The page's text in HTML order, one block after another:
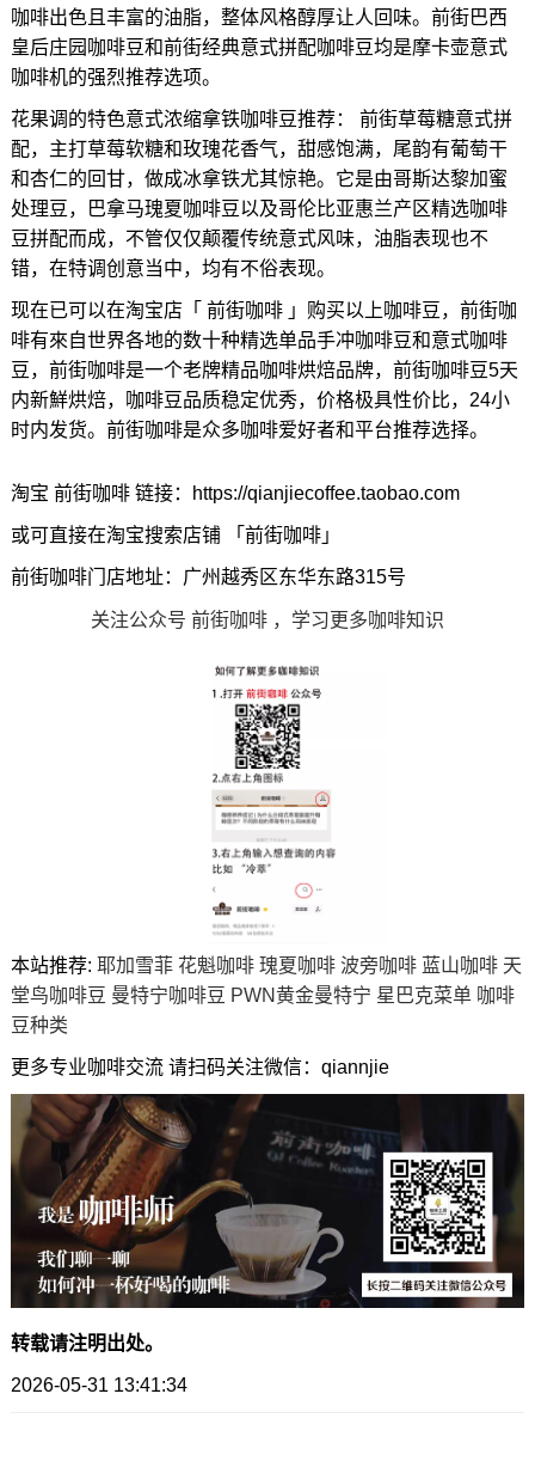
咖啡出色且丰富的油脂，整体风格醇厚让人回味。前街巴西
皇后庄园咖啡豆和前街经典意式拼配咖啡豆均是摩卡壶意式
咖啡机的强烈推荐选项。
花果调的特色意式浓缩拿铁咖啡豆推荐： 前街草莓糖意式拼
配，主打草莓软糖和玫瑰花香气，甜感饱满，尾韵有葡萄干
和杏仁的回甘，做成冰拿铁尤其惊艳。它是由哥斯达黎加蜜
处理豆，巴拿马瑰夏咖啡豆以及哥伦比亚惠兰产区精选咖啡
豆拼配而成，不管仅仅颠覆传统意式风味，油脂表现也不
错，在特调创意当中，均有不俗表现。
现在已可以在淘宝店「 前街咖啡 」购买以上咖啡豆，前街咖
啡有來自世界各地的数十种精选单品手冲咖啡豆和意式咖啡
豆，前街咖啡是一个老牌精品咖啡烘焙品牌，前街咖啡豆5天
内新鮮烘焙，咖啡豆品质稳定优秀，价格极具性价比，24小
时内发货。前街咖啡是众多咖啡爱好者和平台推荐选择。
淘宝 前街咖啡 链接：https://qianjiecoffee.taobao.com
或可直接在淘宝搜索店铺 「前街咖啡」
前街咖啡门店地址：广州越秀区东华东路315号
关注公众号 前街咖啡 ，学习更多咖啡知识
本站推荐: 耶加雪菲 花魁咖啡 瑰夏咖啡 波旁咖啡 蓝山咖啡 天
堂鸟咖啡豆 曼特宁咖啡豆 PWN黄金曼特宁 星巴克菜单 咖啡
豆种类
更多专业咖啡交流 请扫码关注微信：qiannjie
转载请注明出处。
2026-05-31 13:41:34